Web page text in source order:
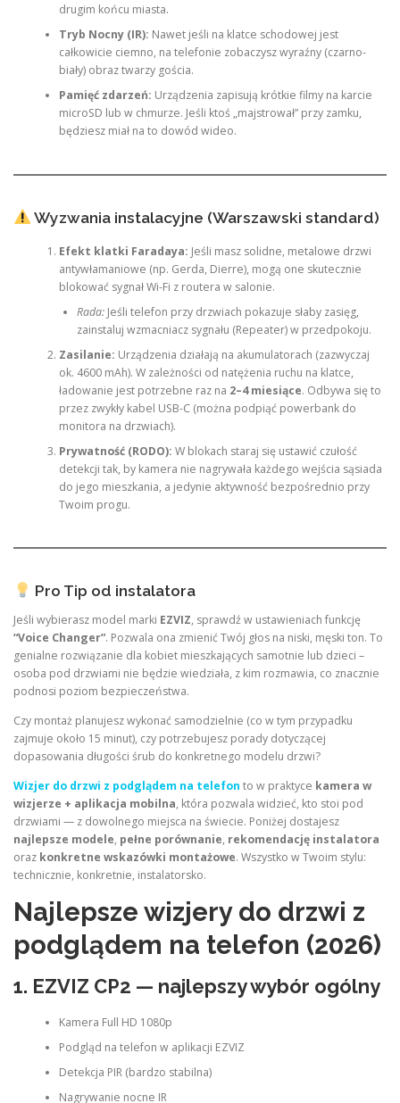
drugim końcu miasta.
Tryb Nocny (IR): Nawet jeśli na klatce schodowej jest
całkowicie ciemno, na telefonie zobaczysz wyraźny (czarno-
biały) obraz twarzy gościa.
Pamięć zdarzeń: Urządzenia zapisują krótkie filmy na karcie
microSD lub w chmurze. Jeśli ktoś „majstrował” przy zamku,
będziesz miał na to dowód wideo.
Wyzwania instalacyjne (Warszawski standard)
Efekt klatki Faradaya: Jeśli masz solidne, metalowe drzwi
antywłamaniowe (np. Gerda, Dierre), mogą one skutecznie
blokować sygnał Wi-Fi z routera w salonie.
Rada:Jeśli telefon przy drzwiach pokazuje słaby zasięg,
zainstaluj wzmacniacz sygnału (Repeater) w przedpokoju.
Zasilanie: Urządzenia działają na akumulatorach (zazwyczaj
ok. 4600 mAh). W zależności od natężenia ruchu na klatce,
ładowanie jest potrzebne raz na 2–4 miesiące. Odbywa się to
przez zwykły kabel USB-C (można podpiąć powerbank do
monitora na drzwiach).
Prywatność (RODO): W blokach staraj się ustawić czułość
detekcji tak, by kamera nie nagrywała każdego wejścia sąsiada
do jego mieszkania, a jedynie aktywność bezpośrednio przy
Twoim progu.
Pro Tip od instalatora
Jeśli wybierasz model marki EZVIZ, sprawdź w ustawieniach funkcję
“Voice Changer”. Pozwala ona zmienić Twój głos na niski, męski ton. To
genialne rozwiązanie dla kobiet mieszkających samotnie lub dzieci –
osoba pod drzwiami nie będzie wiedziała, z kim rozmawia, co znacznie
podnosi poziom bezpieczeństwa.
Czy montaż planujesz wykonać samodzielnie (co w tym przypadku
zajmuje około 15 minut), czy potrzebujesz porady dotyczącej
dopasowania długości śrub do konkretnego modelu drzwi?
Wizjer do drzwi z podglądem na telefon to w praktyce kamera w
wizjerze + aplikacja mobilna, która pozwala widzieć, kto stoi pod
drzwiami — z dowolnego miejsca na świecie. Poniżej dostajesz
najlepsze modele, pełne porównanie, rekomendację instalatora
oraz konkretne wskazówki montażowe. Wszystko w Twoim stylu:
technicznie, konkretnie, instalatorsko.
Najlepsze wizjery do drzwi z
podglądem na telefon (2026)
1. EZVIZ CP2 — najlepszy wybór ogólny
Kamera Full HD 1080p
Podgląd na telefon w aplikacji EZVIZ
Detekcja PIR (bardzo stabilna)
Nagrywanie nocne IR